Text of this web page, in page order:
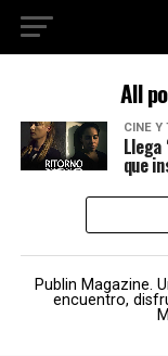
All
CINE Y
Llega
que
Publin Magazine.
encuentro,